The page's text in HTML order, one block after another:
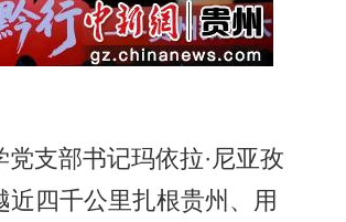
支部书记玛依拉·尼亚孜
四千公里扎根贵州、用